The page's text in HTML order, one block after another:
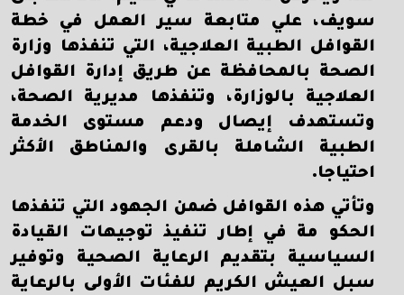
سويف، علي متابعة سير العمل في خطة
القوافل الطبية العلاجية، التي تنفذها وزارة
الصحة بالمحافظة عن طريق إدارة القوافل
العلاجية بالوزارة، وتنفذها مديرية الصحة،
وتستهدف إيصال ودعم مستوى الخدمة
الطبية الشاملة بالقرى والمناطق الأكثر
احتياجا.
وتأتي هذه القوافل ضمن الجهود التي تنفذها
الحكو مة في إطار تنفيذ توجيهات القيادة
السياسية بتقديم الرعاية الصحية وتوفير
سبل العيش الكريم للفئات الأولى بالرعاية